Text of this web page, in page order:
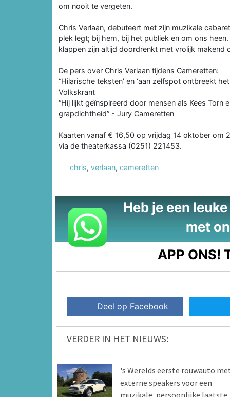
om nooit te vergeten.
Chris Verlaan, debuteert met zijn muzikale
plek legt; bij hem, bij het publiek en om ons
klappen zijn altijd doordrenkt met vrolijk makend
De pers over Chris Verlaan tijdens Cameretten:
“Hilarische teksten’ en ‘aan zelfspot ontbreekt
Volkskrant
“Hij lijkt geïnspireerd door mensen als Kees
grapdichtheid” - Jury Cameretten
Kaarten vanaf € 16,50 op vrijdag 14 oktober om
via de theaterkassa (0251) 221453.
chris, verlaan, cameretten
Heb je een
met
APP ONS!
Deel op Facebook
VERDER IN HET NIEUWS:
's Werelds eerste rouwauto
externe speakers voor een